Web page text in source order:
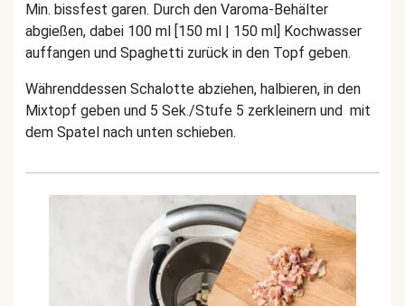
Min. bissfest garen. Durch den Varoma-Behälter
abgießen, dabei 100 ml [150 ml | 150 ml] Kochwasser
auffangen und Spaghetti zurück in den Topf geben.
Währenddessen Schalotte abziehen, halbieren, in den
Mixtopf geben und 5 Sek./Stufe 5 zerkleinern und mit
dem Spatel nach unten schieben.